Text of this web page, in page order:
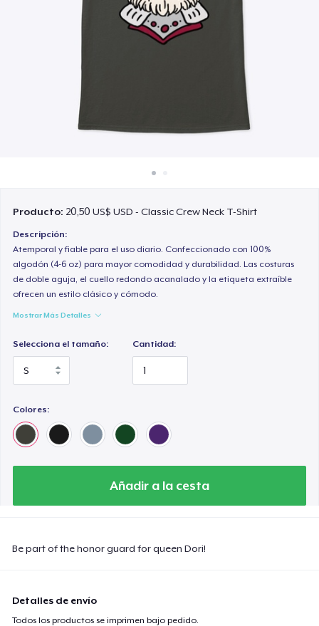
Venda en todas partes
Producto: 20,50 US$ USD - Classic Crew Neck T-Shirt
Descripción:
Atemporal y fiable para el uso diario. Confeccionado con 100%
algodón (4-6 oz) para mayor comodidad y durabilidad. Las costuras
de doble aguja, el cuello redondo acanalado y la etiqueta extraíble
ofrecen un estilo clásico y cómodo.
Mostrar Más Detalles
Selecciona el tamaño: Cantidad:
Colores:
Añadir a la cesta
Be part of the honor guard for queen Dori!
Detalles de envío
Todos los productos se imprimen bajo pedido.